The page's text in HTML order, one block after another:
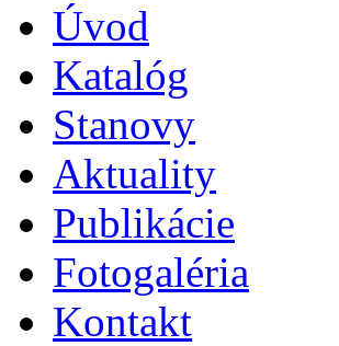
Úvod
Katalóg
Stanovy
Aktuality
Publikácie
Fotogaléria
Kontakt